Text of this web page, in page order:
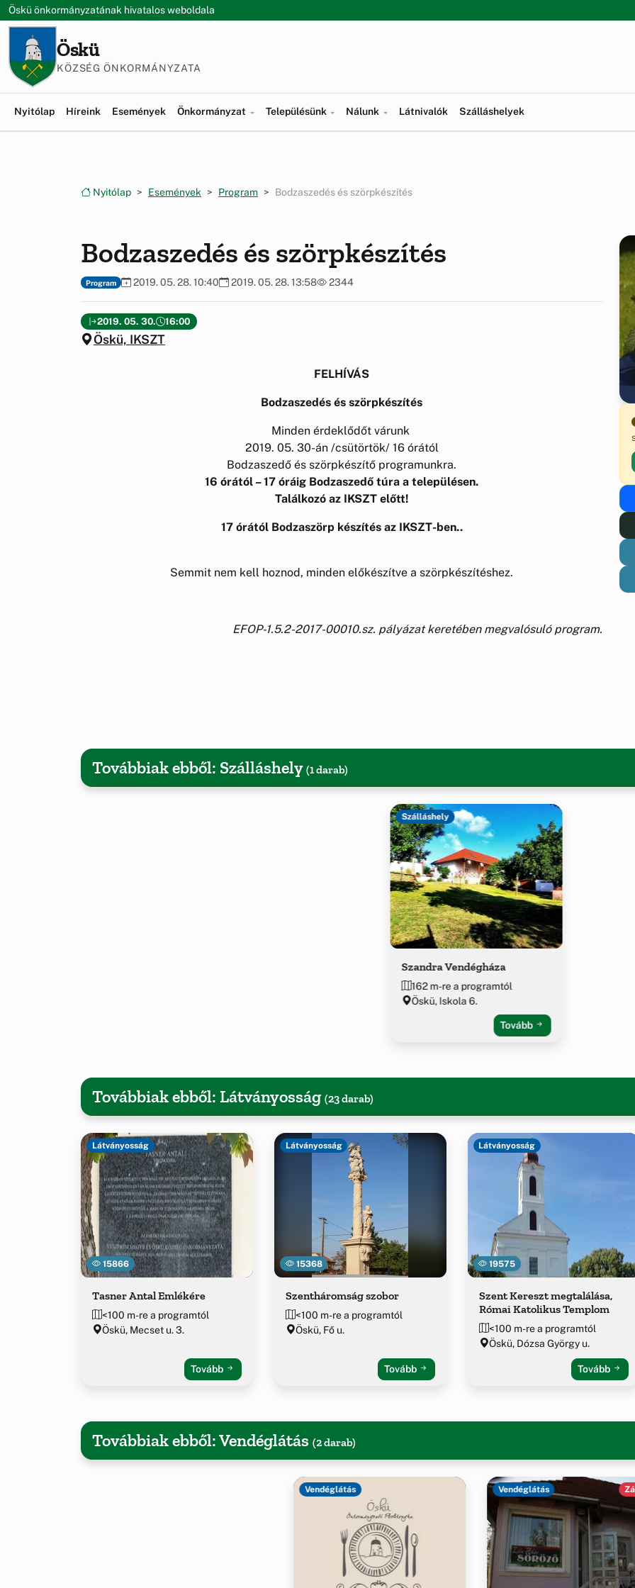
Ugrás a menüre
Ugrás a tartalomra
Öskü önkormányzatának hivatalos weboldala
Öskü
KÖZSÉG ÖNKORMÁNYZATA
Nyitólap Híreink Események Önkormányzat Településünk Nálunk Látnivalók Szálláshelyek
Nyitólap Események Program Bodzaszedés és szörpkészítés
Bodzaszedés és szörpkészítés
Program 2019. 05. 28. 10:40 2019. 05. 28. 13:58 2344
2019. 05. 30. 16:00
Öskü, IKSZT
FELHÍVÁS
Bodzaszedés és szörpkészítés
Minden érdeklődőt várunk
2019. 05. 30-án /csütörtök/ 16 órától
Bodzaszedő és szörpkészítő programunkra.
16 órától – 17 óráig Bodzaszedő túra a településen.
Találkozó az IKSZT előtt!
17 órától Bodzaszörp készítés az IKSZT-ben..
Semmit nem kell hoznod, minden előkészítve a szörpkészítéshez.
EFOP-1.5.2-2017-00010.sz. pályázat keretében megvalósuló program.
Továbbiak ebből: Szálláshely (1 darab)
Szálláshely
Szandra Vendégháza
162 m-re a programtól
Öskü, Iskola 6.
Tovább
Továbbiak ebből: Látványosság (23 darab)
15866
Látványosság
Tasner Antal Emlékére
<100 m-re a programtól
Öskü, Mecset u. 3.
Tovább
15368
Látványosság
Szentháromság szobor
<100 m-re a programtól
Öskü, Fő u.
Tovább
19575
Látványosság
Szent Kereszt megtalálása,
Római Katolikus Templom
<100 m-re a programtól
Öskü, Dózsa György u.
Tovább
Továbbiak ebből: Vendéglátás (2 darab)
Vendéglátás Vendéglátás